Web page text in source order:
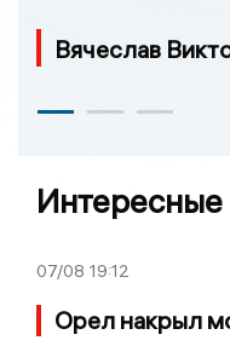
Вячеслав
Интересные
07/08 19:12
Орел накрыл